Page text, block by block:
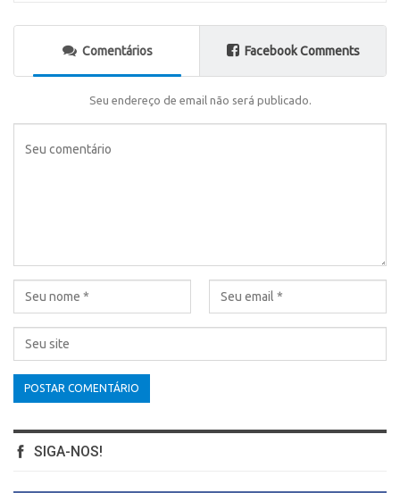
Comentários Facebook Comments
Seu endereço de email não será publicado.
SIGA-NOS!